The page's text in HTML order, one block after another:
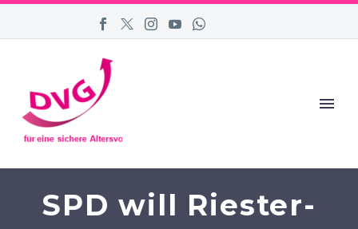
SPD will Riester-